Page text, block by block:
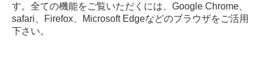
す。全ての機能をご覧いただくには、Google Chrome、
safari、Firefox、Microsoft Edgeなどのブラウザをご活用
下さい。